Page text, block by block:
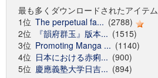
最も多くダウンロードされたアイテム
1位 The perpetual fa... (2788)
2位
『韻府群玉』版本... (1515)
3位 Promoting Manga ... (1140)
4位 日本における赤痢... (900)
5位 慶應義塾大学日吉... (894)